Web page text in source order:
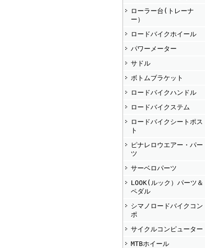
ローラー台(トレーナ
ー）
ロードバイクホイール
パワーメーター
サドル
ボトムブラケット
ロードバイクハンドル
ロードバイクステム
ロードバイクシートポス
ト
ピナレロウエアー・パー
ツ
サーベロパーツ
LOOK(ルック）パーツ＆
ペダル
シマノロードバイクコン
ポ
サイクルコンピューター
MTBホイール